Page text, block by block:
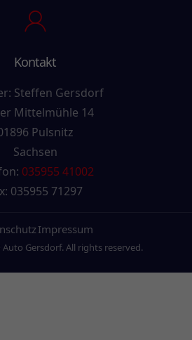
Kontakt
Steffen Gersdorf
Mittelmühle 14
Pulsnitz
Sachsen
035955 41002
035955 71297
Impressum
Gersdorf. All rights reserved.